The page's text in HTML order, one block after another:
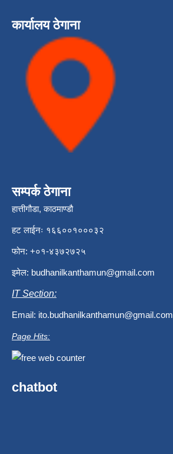
कार्यालय ठेगाना
सम्पर्क ठेगाना
हात्तीगौडा, काठमाण्डौ
हट लाईनः १६६००१०००३२
फोन: +०१-४३७२७२५
इमेल: budhanilkanthamun@gmail.com
IT Section:
Email: ito.budhanilkanthamun@gmail.com
Page Hits:
chatbot